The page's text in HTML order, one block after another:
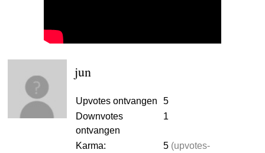
jun
Upvotes ontvangen
5
Downvotes
ontvangen
1
Karma: 5 (upvotes-